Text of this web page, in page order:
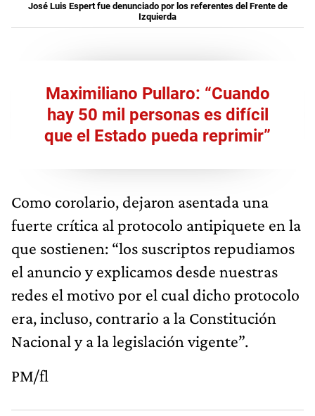
José Luis Espert fue denunciado por los referentes del Frente de
Izquierda
Maximiliano Pullaro: “Cuando
hay 50 mil personas es difícil
que el Estado pueda reprimir”
Como corolario, dejaron asentada una
fuerte crítica al protocolo antipiquete en la
que sostienen: “los suscriptos repudiamos
el anuncio y explicamos desde nuestras
redes el motivo por el cual dicho protocolo
era, incluso, contrario a la Constitución
Nacional y a la legislación vigente”.
PM/fl